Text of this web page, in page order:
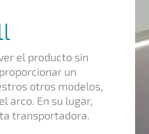
el producto sin
un
otros modelos,
arco. En su lugar,
transportadora.